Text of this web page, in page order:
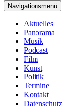
Navigationsmenü
Aktuelles
Panorama
Musik
Podcast
Film
Kunst
Politik
Termine
Kontakt
Datenschutz